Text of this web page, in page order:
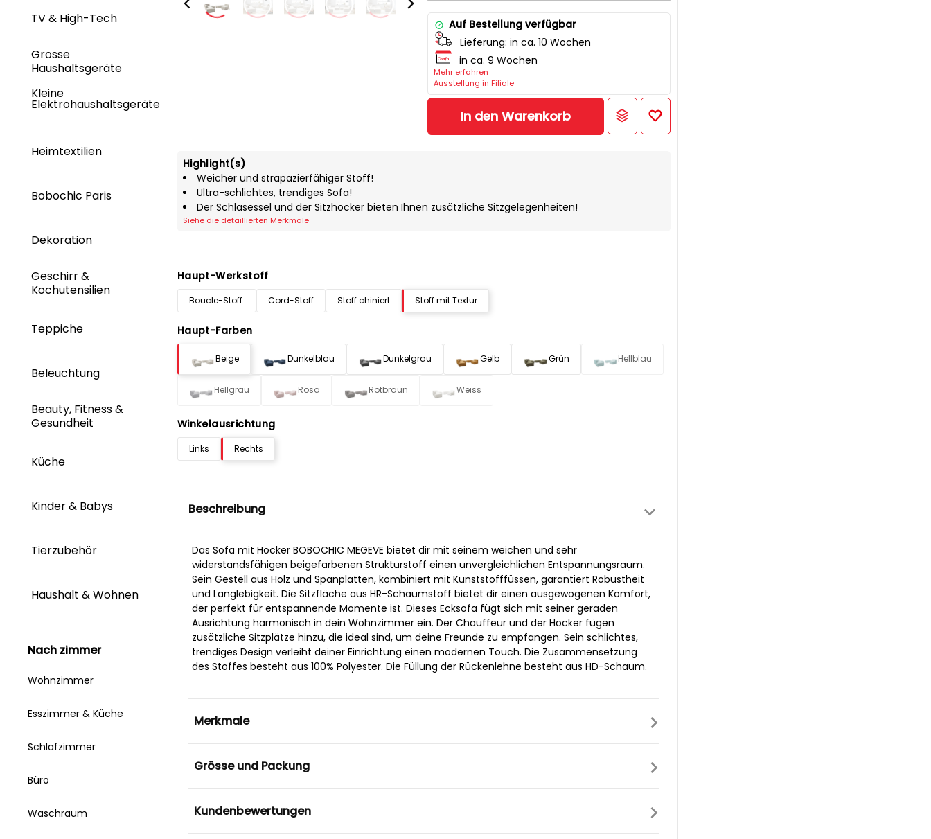
TV & High-Tech
Grosse
Haushaltsgeräte
Kleine
Elektrohaushaltsgeräte
Heimtextilien
Bobochic Paris
Dekoration
Geschirr &
Kochutensilien
Teppiche
Beleuchtung
Beauty, Fitness &
Gesundheit
Küche
Kinder & Babys
Tierzubehör
Haushalt & Wohnen
nach zimmer
Wohnzimmer
Esszimmer & Küche
Schlafzimmer
Büro
Waschraum
Auf Bestellung verfügbar
Lieferung: in ca. 10 Wochen
in ca. 9 Wochen
Mehr erfahren
Ausstellung in Filiale
In den Warenkorb
Highlight(s)
Weicher und strapazierfähiger Stoff!
Ultra-schlichtes, trendiges Sofa!
Der Schlasessel und der Sitzhocker bieten Ihnen zusätzliche Sitzgelegenheiten!
Siehe die detaillierten Merkmale
Haupt-Werkstoff
Boucle-Stoff Cord-Stoff Stoff chiniert Stoff mit Textur
Haupt-Farben
Beige Dunkelblau Dunkelgrau Gelb Grün Hellblau
Hellgrau Rosa Rotbraun Weiss
Winkelausrichtung
Links Rechts
Beschreibung
Das Sofa mit Hocker BOBOCHIC MEGEVE bietet dir mit seinem weichen und sehr
widerstandsfähigen beigefarbenen Strukturstoff einen unvergleichlichen Entspannungsraum.
Sein Gestell aus Holz und Spanplatten, kombiniert mit Kunststofffüssen, garantiert Robustheit
und Langlebigkeit. Die Sitzfläche aus HR-Schaumstoff bietet dir einen ausgewogenen Komfort,
der perfekt für entspannende Momente ist. Dieses Ecksofa fügt sich mit seiner geraden
Ausrichtung harmonisch in dein Wohnzimmer ein. Der Chauffeur und der Hocker fügen
zusätzliche Sitzplätze hinzu, die ideal sind, um deine Freunde zu empfangen. Sein schlichtes,
trendiges Design verleiht deiner Einrichtung einen modernen Touch. Die Zusammensetzung
des Stoffes besteht aus 100% Polyester. Die Füllung der Rückenlehne besteht aus HD-Schaum.
Merkmale
Grösse und Packung
Kundenbewertungen